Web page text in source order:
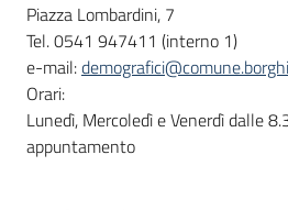
Informazioni
locali
Piazza Lombardini, 7
Tel. 0541 947411 (interno 1)
e-mail:
Orari:
Lunedì, Mercoledì e Venerdì dalle
appuntamento